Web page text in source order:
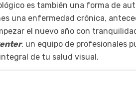
es también una forma de
una enfermedad crónica,
el nuevo año con
, un equipo de profesionales
de tu salud visual.